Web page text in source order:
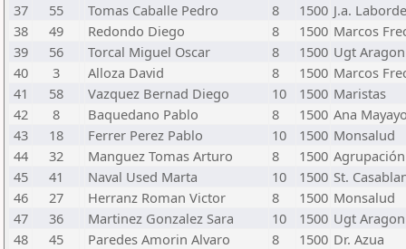
37
55 Tomas Caballe Pedro 8 1500 J.a.
38
49 Redondo Diego 8 1500 Marcos
39
56 Torcal Miguel Oscar 8 1500 Ugt Aragon
40
3 Alloza David 8 1500 Marcos
41
58 Vazquez Bernad Diego 10 1500 Maristas
42
8 Baquedano Pablo 8 1500 Ana
43
18 Ferrer Perez Pablo 10 1500 Monsalud
44
32 Manguez Tomas Arturo 8 1500 Agrupación
45
41 Naval Used Marta 10 1500 St.
46
27 Herranz Roman Victor 8 1500 Monsalud
47
36 Martinez Gonzalez Sara 10 1500 Ugt Aragon
48
45 Paredes Amorin Alvaro 8 1500 Dr. Azua